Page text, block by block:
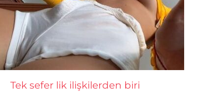
Tek sefer lik ilişkilerden biri